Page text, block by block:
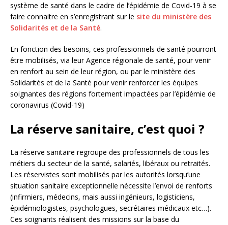
système de santé dans le cadre de l’épidémie de Covid-19 à se
faire connaitre en s’enregistrant sur le site du ministère des
Solidarités et de la Santé.
En fonction des besoins, ces professionnels de santé pourront
être mobilisés, via leur Agence régionale de santé, pour venir
en renfort au sein de leur région, ou par le ministère des
Solidarités et de la Santé pour venir renforcer les équipes
soignantes des régions fortement impactées par l’épidémie de
coronavirus (Covid-19)
La réserve sanitaire, c’est quoi ?
La réserve sanitaire regroupe des professionnels de tous les
métiers du secteur de la santé, salariés, libéraux ou retraités.
Les réservistes sont mobilisés par les autorités lorsqu’une
situation sanitaire exceptionnelle nécessite l’envoi de renforts
(infirmiers, médecins, mais aussi ingénieurs, logisticiens,
épidémiologistes, psychologues, secrétaires médicaux etc…).
Ces soignants réalisent des missions sur la base du